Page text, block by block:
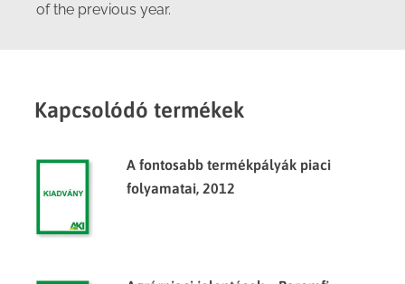
of the previous year.
Kapcsolódó termékek
A fontosabb termékpályák piaci
folyamatai, 2012